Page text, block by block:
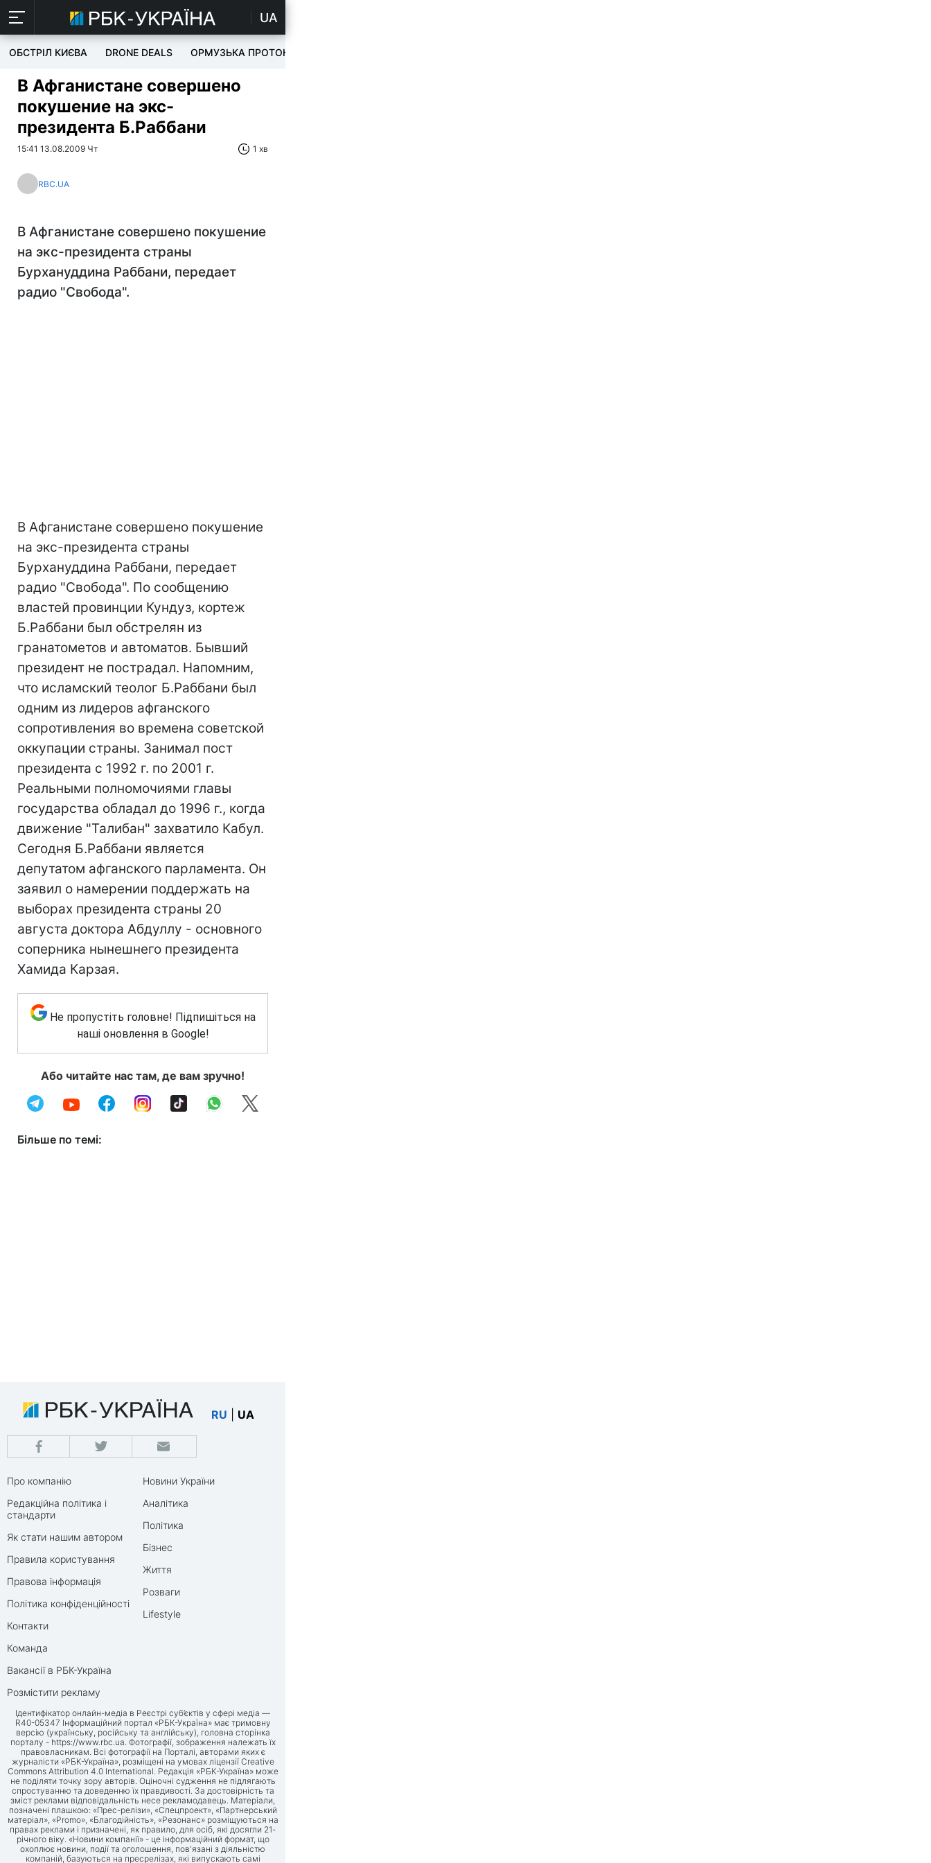
UA
ОБСТРІЛ КИЄВА DRONE DEALS ОРМУЗЬКА ПРОТОКА
В Афганистане совершено
покушение на экс-
президента Б.Раббани
15:41 13.08.2009 Чт 1 хв
RBC.UA
В Афганистане совершено покушение
на экс-президента страны
Бурхануддина Раббани, передает
радио "Свобода".
В Афганистане совершено покушение
на экс-президента страны
Бурхануддина Раббани, передает
радио "Свобода". По сообщению
властей провинции Кундуз, кортеж
Б.Раббани был обстрелян из
гранатометов и автоматов. Бывший
президент не пострадал. Напомним,
что исламский теолог Б.Раббани был
одним из лидеров афганского
сопротивления во времена советской
оккупации страны. Занимал пост
президента с 1992 г. по 2001 г.
Реальными полномочиями главы
государства обладал до 1996 г., когда
движение "Талибан" захватило Кабул.
Сегодня Б.Раббани является
депутатом афганского парламента. Он
заявил о намерении поддержать на
выборах президента страны 20
августа доктора Абдуллу - основного
соперника нынешнего президента
Хамида Карзая.
Не пропустіть головне! Підпишіться на
наші оновлення в Google!
Або читайте нас там, де вам зручно!
Більше по темі:
RU UA
Про компанію
Редакційна політика і
стандарти
Як стати нашим автором
Правила користування
Правова інформація
Політика конфіденційності
Контакти
Команда
Вакансії в РБК-Україна
Розмістити рекламу
Новини України
Аналітика
Політика
Бізнес
Життя
Розваги
Lifestyle
Ідентифікатор онлайн-медіа в Реєстрі суб’єктів у сфері медіа —
R40-05347 Інформаційний портал «РБК-Україна» має тримовну
версію (українську, російську та англійську), головна сторінка
порталу - https://www.rbc.ua. Фотографії, зображення належать їх
правовласникам. Всі фотографії на Порталі, авторами яких є
журналісти «РБК-Україна», розміщені на умовах ліцензії Creative
Commons Attribution 4.0 International. Редакція «РБК-Україна» може
не поділяти точку зору авторів. Оціночні судження не підлягають
спростуванню та доведенню їх правдивості. За достовірність та
зміст реклами відповідальність несе рекламодавець. Матеріали,
позначені плашкою: «Прес-релізи», «Спецпроект», «Партнерський
матеріал», «Promo», «Благодійність», «Резонанс» розміщуються на
правах реклами і призначені, як правило, для осіб, які досягли 21-
річного віку. «Новини компанії» - це інформаційний формат, що
охоплює новини, події та оголошення, пов'язані з діяльністю
компаній, базуються на пресрелізах, які випускають самі